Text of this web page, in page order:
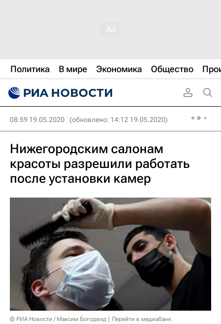
Политика В мире Экономика Общество
08:59 19.05.2020 (обновлено: 14:12 19.05.2020)
Нижегородским салонам
красоты разрешили работать
после установки камер
© РИА Новости / Максим Богодвид
Перейти в медиабанк